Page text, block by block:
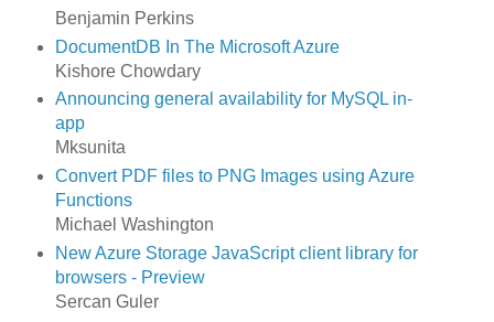
Benjamin Perkins
DocumentDB In The Microsoft Azure
Kishore Chowdary
Announcing general availability for MySQL in-
app
Mksunita
Convert PDF files to PNG Images using Azure
Functions
Michael Washington
New Azure Storage JavaScript client library for
browsers - Preview
Sercan Guler